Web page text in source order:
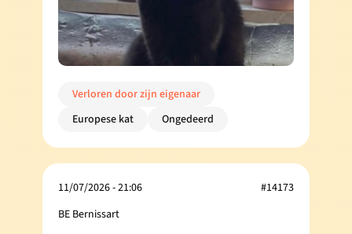
Verloren door zijn eigenaar
Europese kat
Ongedeerd
11/07/2026 - 21:06
BE Bernissart
#14173